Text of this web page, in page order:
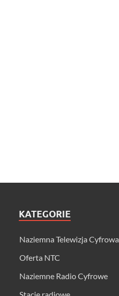
KATEGORIE
Naziemna Telewizja Cyfrowa
Oferta NTC
Naziemne Radio Cyfrowe